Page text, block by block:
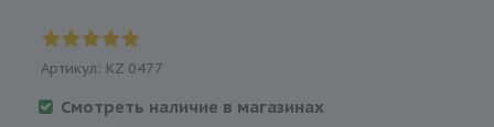
Артикул: KZ 0477
Смотреть наличие в магазинах